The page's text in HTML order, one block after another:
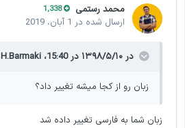
محمد رستمی 1,338
ارسال شده در 1 آبان، 2019
در ۱۳۹۸/۵/۱۰ در 15:40، H.Barmaki
زبان رو از کجا میشه تغییر داد؟
زبان شما به فارسی تغییر داده شد